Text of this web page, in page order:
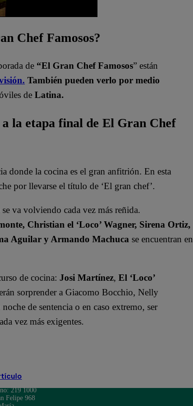
Chef Famosos?
de “El Gran Chef Famosos” están
También pueden verlo por medio
de Latina.
la etapa final de El Gran Chef
donde la cocina es el gran anfitrión. En esta
por llevarse el título de ‘El gran chef’.
va volviendo cada vez más reñida.
Christian el ‘Loco’ Wagner, Sirena Ortiz,
Aguilar y Armando Machuca se encuentran en
de cocina: Josi Martínez, El ‘Loco’
sorprender a Giacomo Bocchio, Nelly
de sentencia o en caso extremo, ser
vez más exigentes.
219 1000
Felipe 968